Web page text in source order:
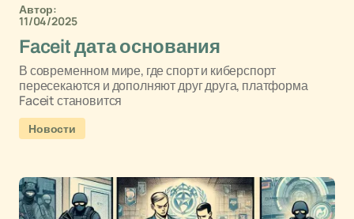
Автор:
11/04/2025
Faceit дата основания
В современном мире, где спорт и киберспорт
пересекаются и дополняют друг друга, платформа
Faceit становится
Новости